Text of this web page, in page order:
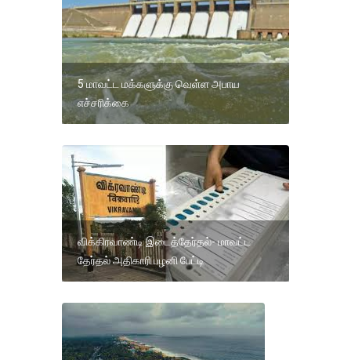
5 மாவட்ட மக்களுக்கு வெள்ள அபாய
எச்சரிக்கை
விக்கிரவாண்டி இடைத்தேர்தல்- மாவட்ட
தேர்தல் அதிகாரி பழனி பேட்டி